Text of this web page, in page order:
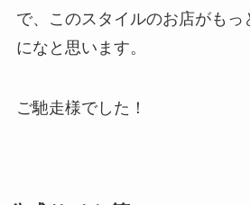
で、このスタイルのお店がもっ
になと思います。
ご馳走様でした！